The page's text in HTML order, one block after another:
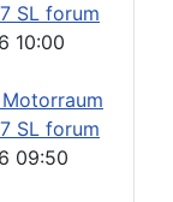
SL forum
10:00
SL forum
09:50